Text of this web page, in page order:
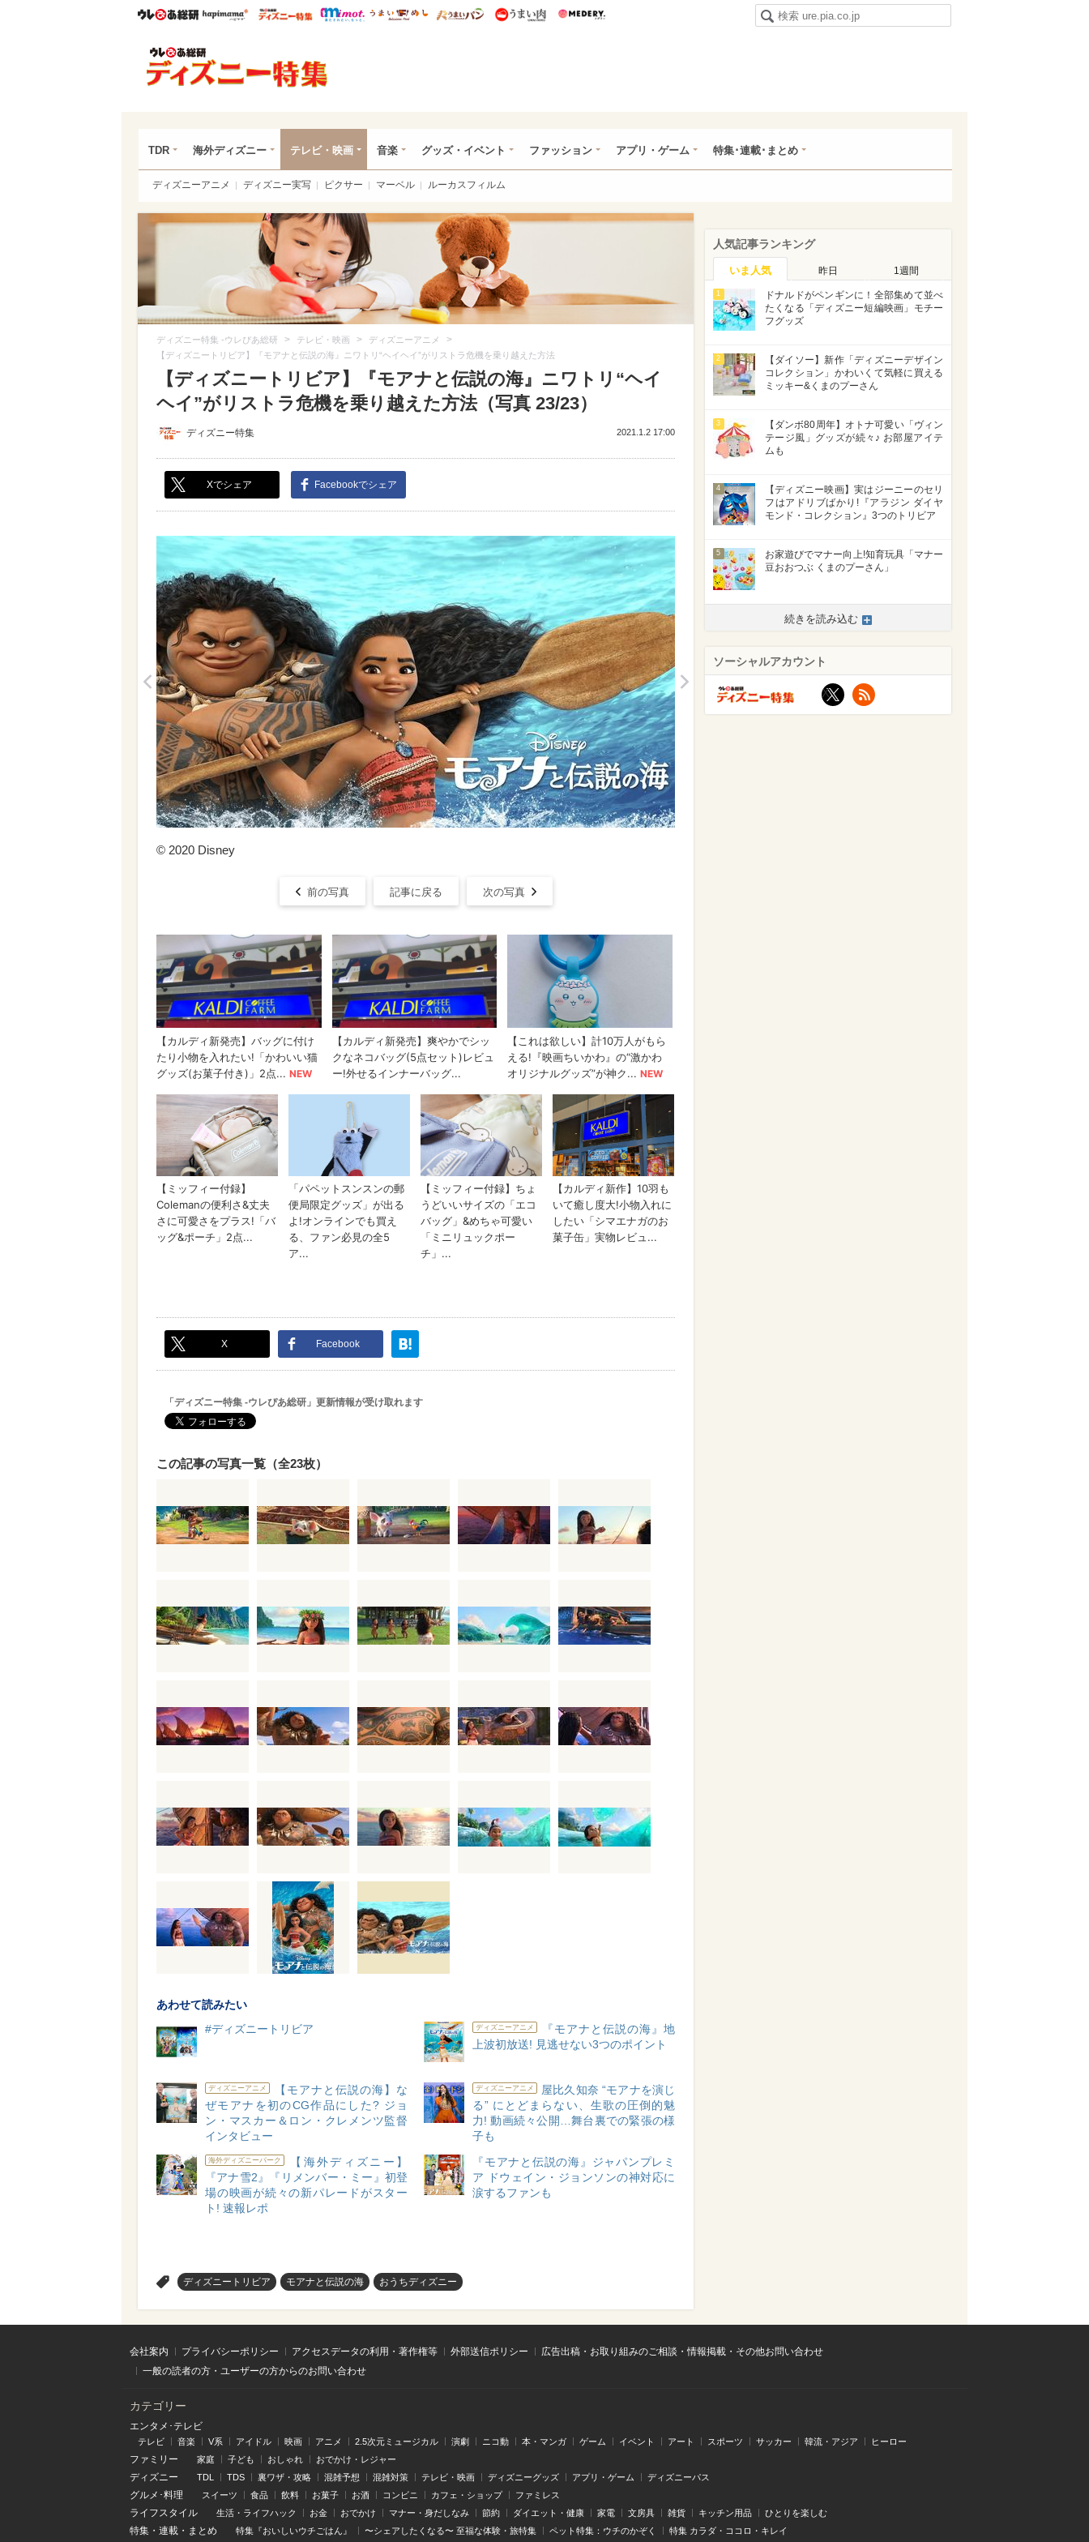
ウレぴあ総研ハピママ* ウレぴあ総研 ディズニー特集
mimot. うまいめし うまいパン うまい肉
TDR 海外ディズニー テレビ・映画 音楽 グッズ・イベント ファッション アプリ・ゲーム 特集･連載･まとめ
ディズニーアニメ ディズニー実写 ピクサー マーベル ルーカスフィルム
ディズニー特集 -ウレぴあ総研 > テレビ・映画 > ディズニーアニメ >
【ディズニートリビア】『モアナと伝説の海』ニワトリ“ヘイヘイ”がリストラ危機を乗り越えた方法
【ディズニートリビア】『モアナと伝説の海』ニワトリ“ヘイ
ヘイ”がリストラ危機を乗り越えた方法（写真 23/23）
ディズニー特集 2021.1.2 17:00
Xでシェア Facebookでシェア
>
©︎ 2020 Disney
前の写真 記事に戻る 次の写真
X Facebook
「ディズニー特集 -ウレぴあ総研」更新情報が受け取れます
この記事の写真一覧（全23枚）
あわせて読みたい
#ディズニートリビア
ディズニーアニメ
『モアナと伝説の海』地
上波初放送! 見逃せない3つのポイント
ディズニーアニメ
【モアナと伝説の海】な
ぜモアナを初のCG作品にした? ジョ
ン・マスカー＆ロン・クレメンツ監督
インタビュー
ディズニーアニメ
屋比久知奈 “モアナを演じ
る” にとどまらない、生歌の圧倒的魅
力! 動画続々公開…舞台裏での緊張の様
子も
海外ディズニーパーク
【海外ディズニー】
『アナ雪2』『リメンバー・ミー』初登
場の映画が続々の新パレードがスター
ト! 速報レポ
『モアナと伝説の海』ジャパンプレミ
ア ドウェイン・ジョンソンの神対応に
涙するファンも
ディズニートリビア モアナと伝説の海 おうちディズニー
人気記事ランキング
いま人気 昨日 1週間
1
ドナルドがペンギンに！全部集めて並べ
たくなる「ディズニー短編映画」モチー
フグッズ
2
【ダイソー】新作「ディズニーデザイン
コレクション」かわいくて気軽に買える
ミッキー&くまのプーさん
3
【ダンボ80周年】オトナ可愛い「ヴィン
テージ風」グッズが続々♪ お部屋アイテ
ムも
4
【ディズニー映画】実はジーニーのセリ
フはアドリブばかり!『アラジン ダイヤ
モンド・コレクション』3つのトリビア
5
お家遊びでマナー向上!知育玩具「マナー
豆おおつぶ くまのプーさん」
続きを読み込む
ソーシャルアカウント
X
会社案内 プライバシーポリシー アクセスデータの利用・著作権等 外部送信ポリシー
広告出稿・お取り組みのご相談・情報掲載・その他お問い合わせ
一般の読者の方・ユーザーの方からのお問い合わせ
カテゴリー
エンタメ･テレビ
テレビ 音楽 V系 アイドル 映画 アニメ 2.5次元ミュージカル 演劇 ニコ動 本・マンガ ゲーム イベント アート スポーツ サッカー 韓流・アジア ヒーロー
ファミリー 家庭 子ども おしゃれ おでかけ・レジャー
ディズニー TDL TDS 裏ワザ・攻略 混雑予想 混雑対策 テレビ・映画 ディズニーグッズ アプリ・ゲーム ディズニーパス
グルメ･料理 スイーツ 食品 飲料 お菓子 お酒 コンビニ カフェ・ショップ ファミレス
ライフスタイル 生活・ライフハック お金 おでかけ マナー・身だしなみ 節約 ダイエット・健康 家電 文房具 雑貨 キッチン用品 ひとりを楽しむ
特集 ・ 連載 ・ まとめ 特集『おいしいウチごはん』 〜シェアしたくなる〜 至福な体験・旅特集 ペット特集：ウチのかぞく 特集 カラダ・ココロ・キレイ